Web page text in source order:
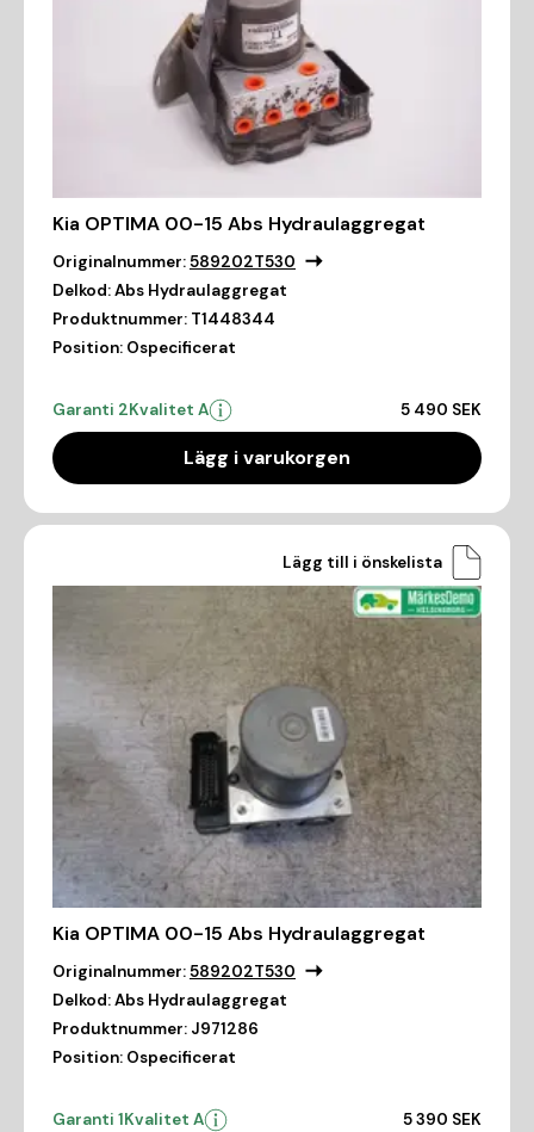
Kia OPTIMA 00-15 Abs Hydraulaggregat
Originalnummer:589202T530
Delkod:Abs Hydraulaggregat
Produktnummer: T1448344
Position: Ospecificerat
Garanti 2Kvalitet A 5 490 SEK
Lägg i varukorgen
Lägg till i önskelista
Kia OPTIMA 00-15 Abs Hydraulaggregat
Originalnummer:589202T530
Delkod:Abs Hydraulaggregat
Produktnummer: J971286
Position: Ospecificerat
Garanti 1Kvalitet A 5 390 SEK